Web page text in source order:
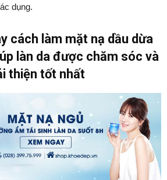
dụng.
cách làm mặt nạ dầu dừa
làn da được chăm sóc và
thiện tốt nhất